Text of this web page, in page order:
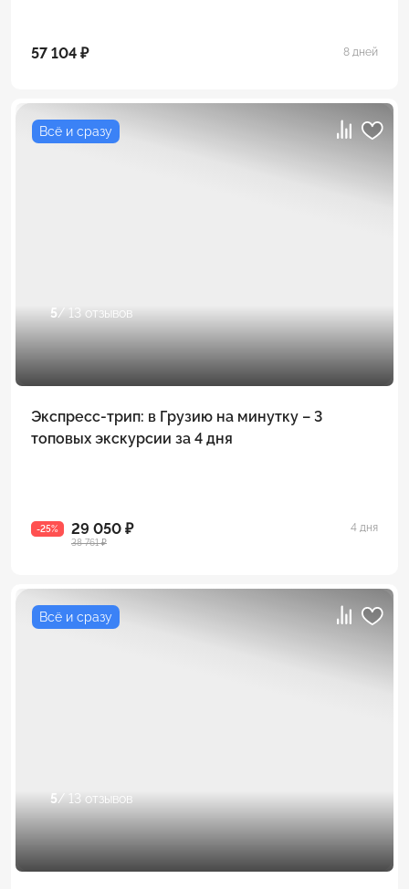
57 104 ₽ 8 дней
Всё и сразу
5/ 13 отзывов
Экспресс-трип: в Грузию на минутку – 3
топовых экскурсии за 4 дня
-25% 29 050 ₽
38 761 ₽
4 дня
Всё и сразу
5/ 13 отзывов